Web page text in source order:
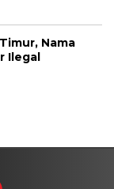
Nama
Ilegal